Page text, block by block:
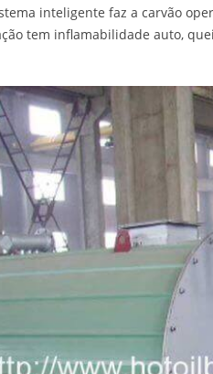
inteligente faz a carvão
tem inflamabilidade auto,